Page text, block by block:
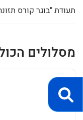
תעודת "בוגר קורס
מסלולים